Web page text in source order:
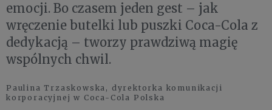
emocji. Bo czasem jeden gest – jak
wręczenie butelki lub puszki Coca-Cola z
dedykacją – tworzy prawdziwą magię
wspólnych chwil.
Paulina Trzaskowska, dyrektorka komunikacji
korporacyjnej w Coca-Cola Polska